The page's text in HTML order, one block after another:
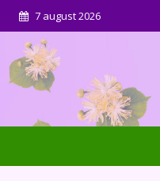
7 august 2026